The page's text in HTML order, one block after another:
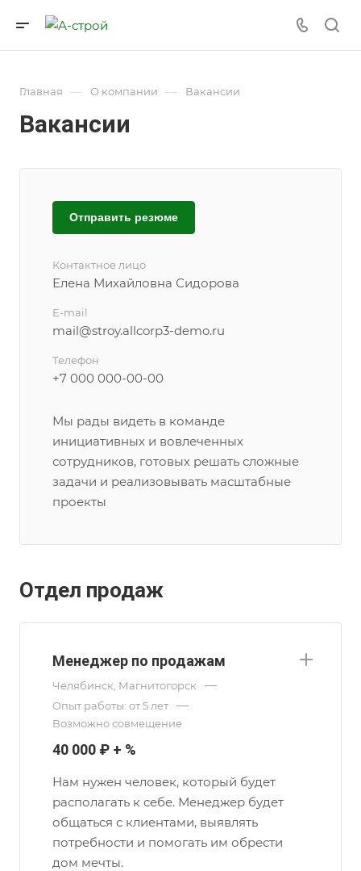
Главная — О компании — Вакансии
Вакансии
Отправить резюме
Контактное лицо
Елена Михайловна Сидорова
E-mail
mail@stroy.allcorp3-demo.ru
Телефон
+7 000 000-00-00
Мы рады видеть в команде
инициативных и вовлеченных
сотрудников, готовых решать сложные
задачи и реализовывать масштабные
проекты
Отдел продаж
Менеджер по продажам
Челябинск, Магнитогорск —
Опыт работы: от 5 лет —
Возможно совмещение
40 000 ₽ + %
Нам нужен человек, который будет
располагать к себе. Менеджер будет
общаться с клиентами, выявлять
потребности и помогать им обрести
дом мечты.